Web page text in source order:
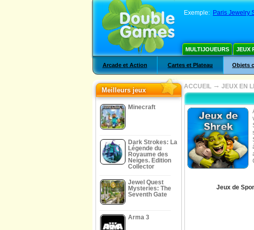
Exemple: Paris Jewelry
MULTIJOUEURS JEUX
Arcade et Action Cartes et Plateau Objets
Meilleurs jeux
Minecraft
Dark Strokes: La
Légende du
Royaume des
Neiges. Edition
Collector
Jewel Quest
Mysteries: The
Seventh Gate
Arma 3
ACCUEIL → JEUX EN
Jeux de